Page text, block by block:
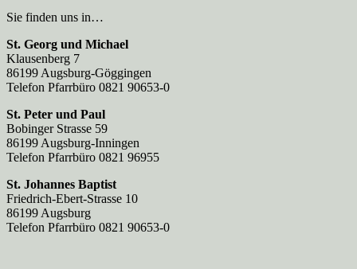
Sie finden uns in…
St. Georg und Michael
Klausenberg 7
86199 Augsburg-Göggingen
Telefon Pfarrbüro 0821 90653-0
St. Peter und Paul
Bobinger Strasse 59
86199 Augsburg-Inningen
Telefon Pfarrbüro 0821 96955
St. Johannes Baptist
Friedrich-Ebert-Strasse 10
86199 Augsburg
Telefon Pfarrbüro 0821 90653-0